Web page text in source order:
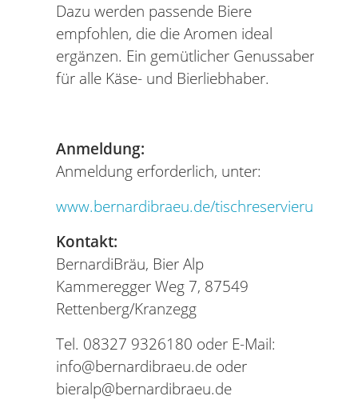
Dazu werden passende Biere
empfohlen, die die Aromen ideal
ergänzen. Ein gemütlicher Genussabend
für alle Käse- und Bierliebhaber.
Anmeldung:
Anmeldung erforderlich, unter:
www.bernardibraeu.de/tischreservierung
Kontakt:
BernardiBräu, Bier Alp
Kammeregger Weg 7, 87549
Rettenberg/Kranzegg
Tel. 08327 9326180 oder E-Mail:
info@bernardibraeu.de oder
bieralp@bernardibraeu.de